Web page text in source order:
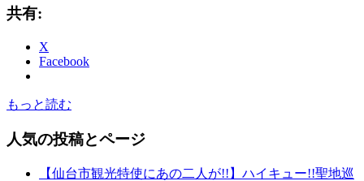
共有:
X
Facebook
もっと読む
人気の投稿とページ
【仙台市観光特使にあの二人が!!】ハイキュー!!聖地巡